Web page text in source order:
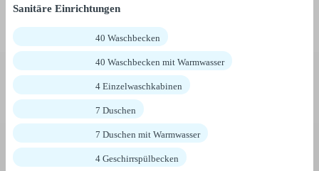
Sanitäre Einrichtungen
40 Waschbecken
40 Waschbecken mit Warmwasser
4 Einzelwaschkabinen
7 Duschen
7 Duschen mit Warmwasser
4 Geschirrspülbecken